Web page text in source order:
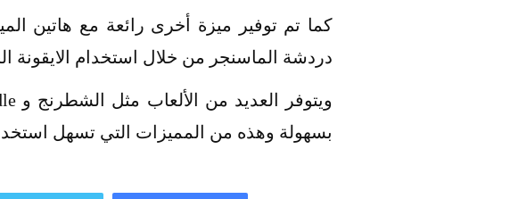
كما تم توفير ميزة أخرى رائعة مع هاتين
دردشة الماسنجر من خلال استخدام الايقونة
بسهولة وهذه من المميزات التي تسهل